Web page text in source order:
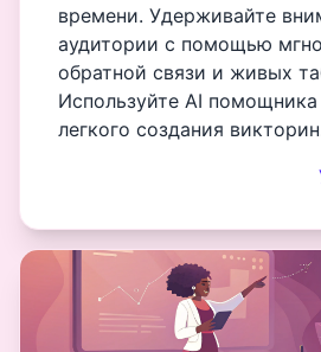
времени. Удерживайте
аудитории с помощью
обратной связи и живых
Используйте AI
легкого создания